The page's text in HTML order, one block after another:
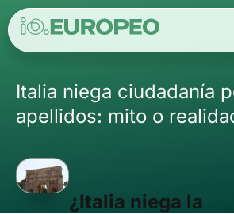
Italia niega ciudadanía
apellidos: mito o
¿Italia niega la